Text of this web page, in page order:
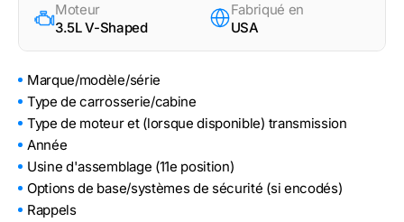
Moteur
3.5L V-Shaped
Fabriqué en
USA
Marque/modèle/série
Type de carrosserie/cabine
Type de moteur et (lorsque disponible) transmission
Année
Usine d'assemblage (11e position)
Options de base/systèmes de sécurité (si encodés)
Rappels